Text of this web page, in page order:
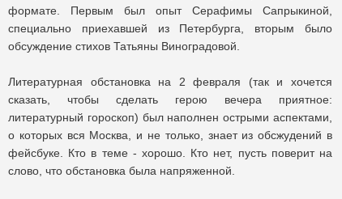
формате. Первым был опыт Серафимы Сапрыкиной,
специально приехавшей из Петербурга, вторым было
обсуждение стихов Татьяны Виноградовой.
Литературная обстановка на 2 февраля (так и хочется
сказать, чтобы сделать герою вечера приятное:
литературный гороскоп) был наполнен острыми аспектами,
о которых вся Москва, и не только, знает из обсжудений в
фейсбуке. Кто в теме - хорошо. Кто нет, пусть поверит на
слово, что обстановка была напряженной.